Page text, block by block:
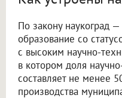
По закону наукоград
образование со
с высоким научно-
в котором доля
составляет не менее
производства